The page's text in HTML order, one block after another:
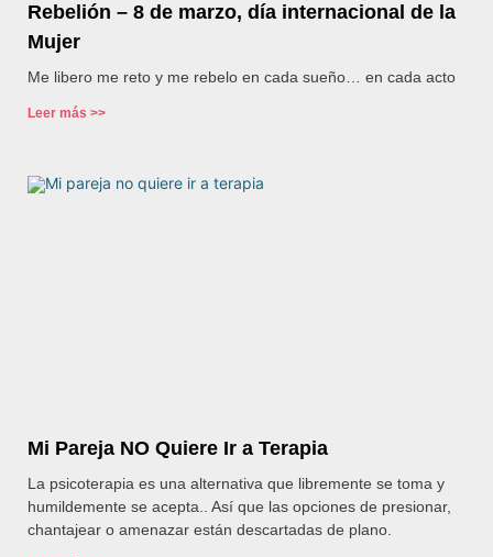
Rebelión – 8 de marzo, día internacional de la
Mujer
Me libero me reto y me rebelo en cada sueño… en cada acto
Leer más >>
Mi Pareja NO Quiere Ir a Terapia
La psicoterapia es una alternativa que libremente se toma y
humildemente se acepta.. Así que las opciones de presionar,
chantajear o amenazar están descartadas de plano.